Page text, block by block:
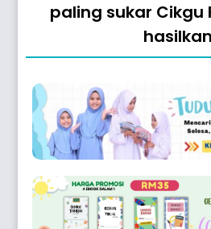
paling sukar Cikgu